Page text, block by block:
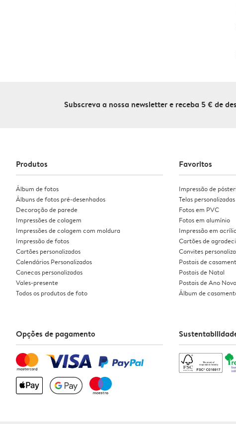
Subscreva a nossa newsletter e receba 5 € de
Produtos
Álbum de fotos
Álbuns de fotos pré-desenhados
Decoração de parede
Impressões de colagem
Impressões de colagem com moldura
Impressão de fotos
Cartões personalizados
Calendários Personalizados
Canecas personalizadas
Vales-presente
Todos os produtos de foto
Favoritos
Impressão de
Telas personalizadas
Fotos em PVC
Fotos em alumínio
Impressão em
Cartões de
Convites
Postais de
Postais de Natal
Postais de Ano Novo
Álbum de
Opções de pagamento